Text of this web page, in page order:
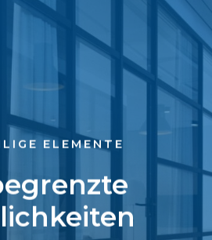
ELEMENTE